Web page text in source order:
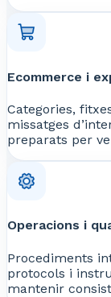
Ecommerce i
Categories,
missatges
preparats per
Operacions i
Procediments
protocols i
mantenir